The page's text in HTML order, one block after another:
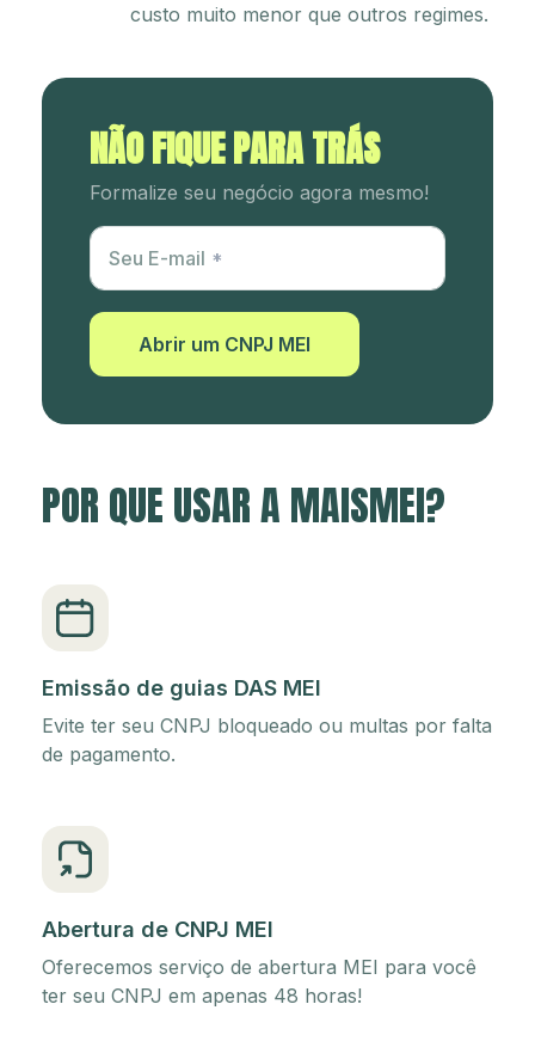
custo muito menor que outros regimes.
NÃO FIQUE PARA TRÁS
Formalize seu negócio agora mesmo!
Utm Content
Seu E-mail
Abrir um CNPJ MEI
POR QUE USAR A MAISMEI?
Emissão de guias DAS MEI
Evite ter seu CNPJ bloqueado ou multas por falta
de pagamento.
Abertura de CNPJ MEI
Oferecemos serviço de abertura MEI para você
ter seu CNPJ em apenas 48 horas!